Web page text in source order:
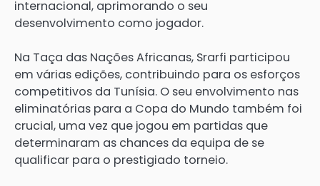
internacional, aprimorando o seu
desenvolvimento como jogador.
Na Taça das Nações Africanas, Srarfi participou
em várias edições, contribuindo para os esforços
competitivos da Tunísia. O seu envolvimento nas
eliminatórias para a Copa do Mundo também foi
crucial, uma vez que jogou em partidas que
determinaram as chances da equipa de se
qualificar para o prestigiado torneio.